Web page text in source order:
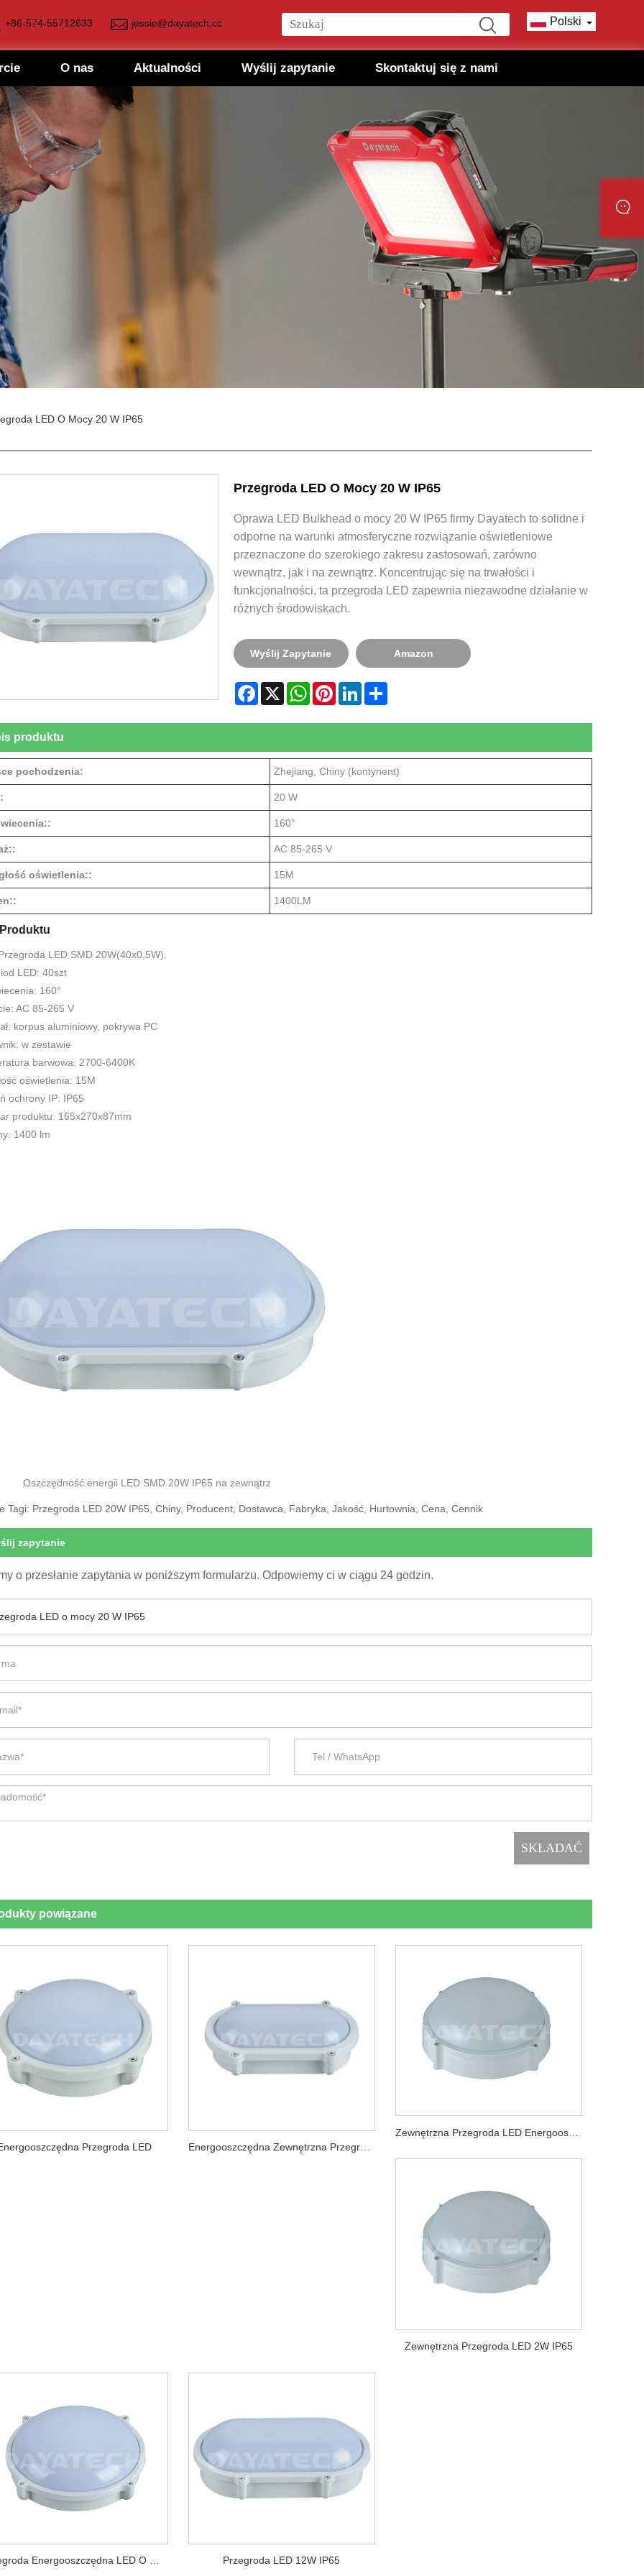
+86-574-55712633 jessie@dayatech.cc Polski
O nas Aktualności Wyślij zapytanie Skontaktuj się z nami
LED O Mocy 20 W IP65
Przegroda LED O Mocy 20 W IP65
Oprawa LED Bulkhead o mocy 20 W IP65 firmy Dayatech to solidne i
odporne na warunki atmosferyczne rozwiązanie oświetleniowe
przeznaczone do szerokiego zakresu zastosowań, zarówno
wewnątrz, jak i na zewnątrz. Koncentrując się na trwałości i
funkcjonalności, ta przegroda LED zapewnia niezawodne działanie w
różnych środowiskach.
Wyślij Zapytanie Amazon
Facebook
X WhatsApp
PinterestLinkedInShare
produktu
pochodzenia: Zhejiang, Chiny (kontynent)
20 W
160°
AC 85-265 V
oświetlenia:: 15M
1400LM
LED SMD 20W(40x0,5W).
LED: 40szt
160°
AC 85-265 V
korpus aluminiowy, pokrywa PC
w zestawie
barwowa: 2700-6400K
oświetlenia: 15M
ochrony IP: IP65
produktu: 165x270x87mm
1400 lm
energii LED SMD 20W IP65 na zewnątrz
Tagi: Przegroda LED 20W IP65, Chiny, Producent, Dostawca, Fabryka, Jakość, Hurtownia, Cena, Cennik
zapytanie
o przesłanie zapytania w poniższym formularzu. Odpowiemy ci w ciągu 24 godzin.
powiązane
Przegroda LED Energooszczędna Zewnętrzna Przegroda LED
Zewnętrzna Przegroda LED 2W IP65
Przegroda Energooszczędna LED O Mocy 20 W Przegroda LED 12W IP65